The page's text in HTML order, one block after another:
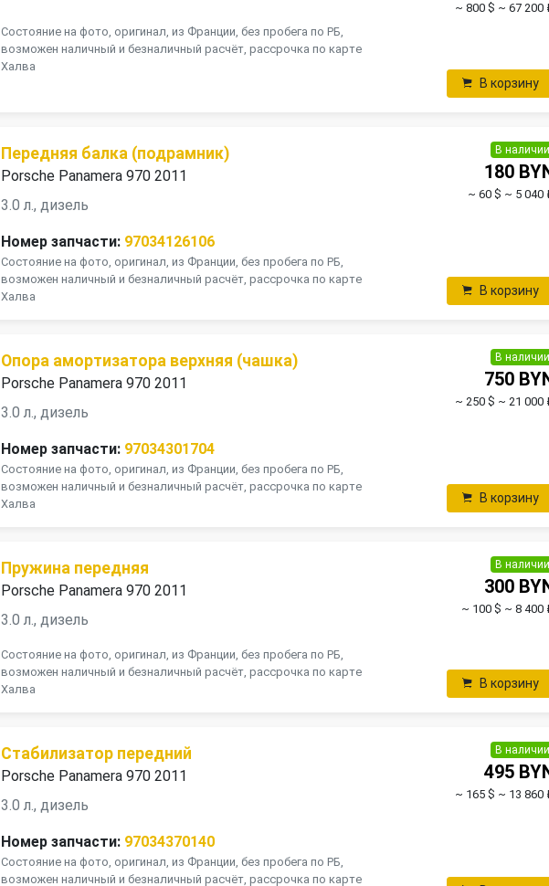
Состояние на фото, оригинал, из Франции, без пробега по РБ,
возможен наличный и безналичный расчёт, рассрочка по карте
Халва
~ 800 $ ~ 67 200
В корзину
Передняя балка (подрамник)
Porsche Panamera 970 2011
3.0 л., дизель
Номер запчасти: 97034126106
Состояние на фото, оригинал, из Франции, без пробега по РБ,
возможен наличный и безналичный расчёт, рассрочка по карте
Халва
В наличии
180
~ 60 $ ~ 5 040
В корзину
Опора амортизатора верхняя (чашка)
Porsche Panamera 970 2011
3.0 л., дизель
Номер запчасти: 97034301704
Состояние на фото, оригинал, из Франции, без пробега по РБ,
возможен наличный и безналичный расчёт, рассрочка по карте
Халва
В наличии
750
~ 250 $ ~ 21 000
В корзину
Пружина передняя
Porsche Panamera 970 2011
3.0 л., дизель
Состояние на фото, оригинал, из Франции, без пробега по РБ,
возможен наличный и безналичный расчёт, рассрочка по карте
Халва
В наличии
300
~ 100 $ ~ 8 400
В корзину
Стабилизатор передний
Porsche Panamera 970 2011
3.0 л., дизель
Номер запчасти: 97034370140
Состояние на фото, оригинал, из Франции, без пробега по РБ,
возможен наличный и безналичный расчёт, рассрочка по карте
В наличии
495
~ 165 $ ~ 13 860